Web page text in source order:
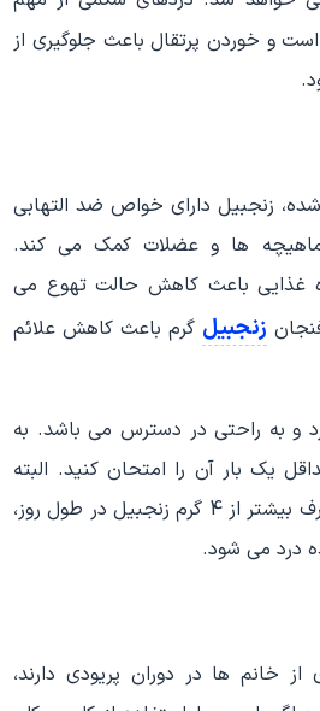
و خوردن پرتقال باعث جلوگیری از
زنجبیل دارای خواص ضد التهابی
ها و عضلات کمک می کند.
غذایی باعث کاهش حالت تهوع می
زنجبیل گرم باعث کاهش علائم
و به راحتی در دسترس می باشد. به
یک بار آن را امتحان کنید. البته
توجه داشته باشید که مصرف بیشتر از 4 گرم زنجبیل در طول روز،
درد می شود.
خانم ها در دوران پریودی دارند،